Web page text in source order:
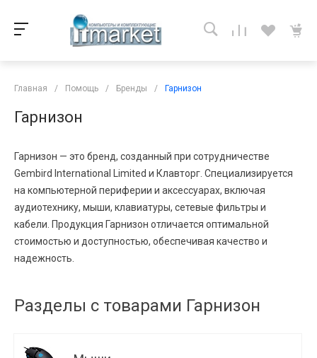
Главная / Помощь / Бренды / Гарнизон
Гарнизон
Гарнизон — это бренд, созданный при сотрудничестве
Gembird International Limited и Клавторг. Специализируется
на компьютерной периферии и аксессуарах, включая
аудиотехнику, мыши, клавиатуры, сетевые фильтры и
кабели. Продукция Гарнизон отличается оптимальной
стоимостью и доступностью, обеспечивая качество и
надежность.
Разделы с товарами Гарнизон